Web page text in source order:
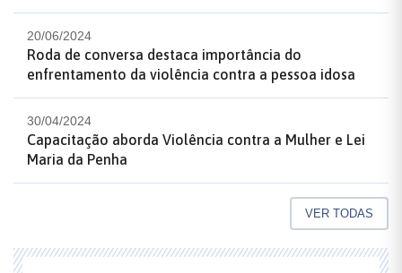
20/06/2024
Roda de conversa destaca importância do
enfrentamento da violência contra a pessoa idosa
30/04/2024
Capacitação aborda Violência contra a Mulher e Lei
Maria da Penha
VER TODAS